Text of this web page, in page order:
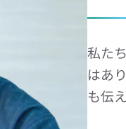
私た
はあ
も伝